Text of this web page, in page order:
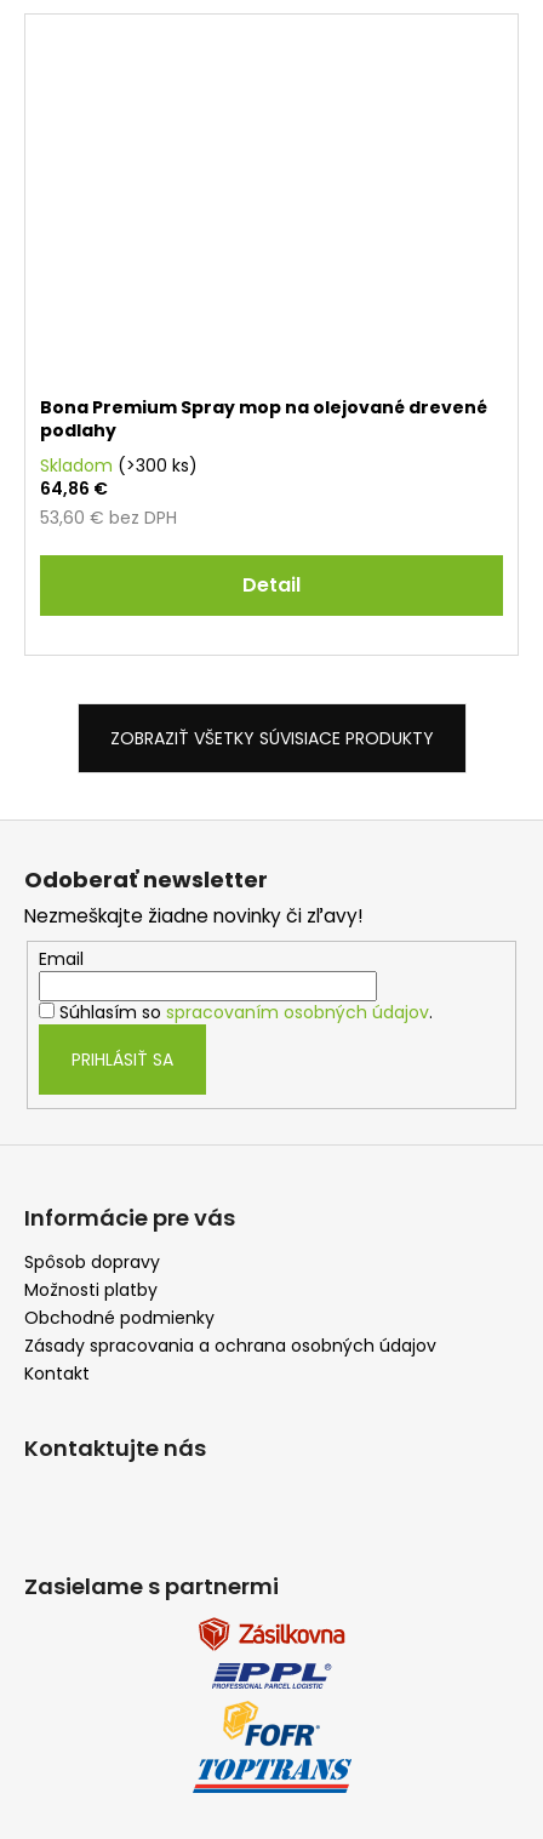
Bona Premium Spray mop na olejované drevené
podlahy
Skladom (>300 ks)
53,60 € bez DPH
64,86 €
Detail
ZOBRAZIŤ VŠETKY SÚVISIACE PRODUKTY
Odoberať newsletter
Nezmeškajte žiadne novinky či zľavy!
Email
Súhlasím so spracovaním osobných údajov.
PRIHLÁSIŤ SA
Informácie pre vás
Spôsob dopravy
Možnosti platby
Obchodné podmienky
Zásady spracovania a ochrana osobných údajov
Kontakt
Kontaktujte nás
Zasielame s partnermi